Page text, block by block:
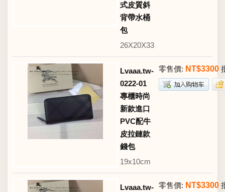
式皮質斜
背帶水桶
包
26X20X33
Lvaaa.tw-
0222-01
專櫃時尚
新款進口
PVC配牛
皮拉鏈款
錢包
19x10cm
零售價: NT$3300
Lvaaa.tw- 零售價: NT$3300